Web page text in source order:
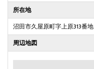
所在地
沼田市久屋原町字上原313番地
周辺地図